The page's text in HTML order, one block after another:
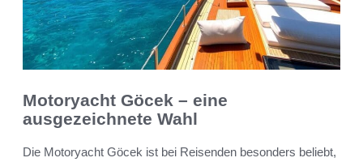
Motoryacht Göcek – eine
ausgezeichnete Wahl
Die Motoryacht Göcek ist bei Reisenden besonders beliebt,